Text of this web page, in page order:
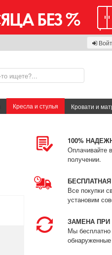
Кресла и стулья Кровати и
100%
Оплачивайте
получении.
Все покупки
установим
ЗАМЕНА ПРИ
Мы